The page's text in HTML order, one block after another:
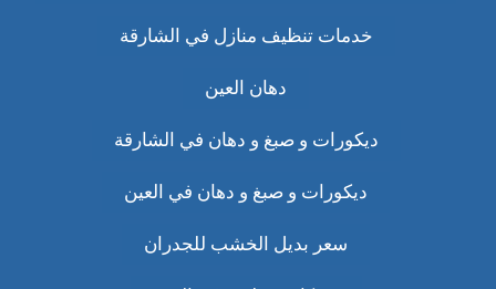
خدمات تنظيف منازل في الشارقة
دهان العين
ديكورات و صبغ و دهان في الشارقة
ديكورات و صبغ و دهان في العين
سعر بديل الخشب للجدران